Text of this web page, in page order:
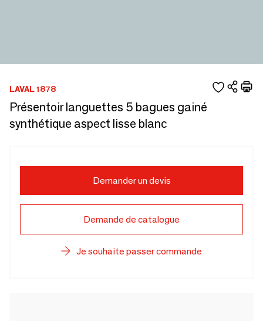
LAVAL 1878
Présentoir languettes 5 bagues gainé
synthétique aspect lisse blanc
Demander un devis
Demande de catalogue
Je souhaite passer commande